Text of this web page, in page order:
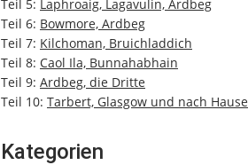
Teil 5: Laphroaig, Lagavulin, Ardbeg
Teil 6: Bowmore, Ardbeg
Teil 7: Kilchoman, Bruichladdich
Teil 8: Caol Ila, Bunnahabhain
Teil 9: Ardbeg, die Dritte
Teil 10: Tarbert, Glasgow und nach Hause
Kategorien